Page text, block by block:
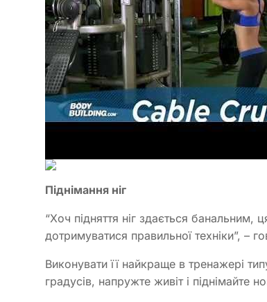
Піднімання ніг
“Хоч підняття ніг здається
дотримуватися правильної техніки”, –
Виконувати її найкраще в тренажері
градусів, напружте живіт і піднімайте